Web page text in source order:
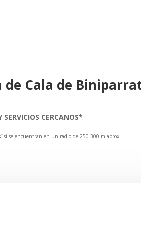
de Cala de
SERVICIOS CERCANOS*
si se encuentran en un radio de 250-300 m aprox.